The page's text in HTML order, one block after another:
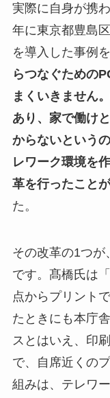
実際に自身が携
年に東京都豊島
を導入した事例
らつなぐための
まくいきません
あり、家で働け
からないという
レワーク環境を
革を行ったこと
た。
その改革の1つが
です。髙橋氏は
点からプリント
たときにも本庁
スとはいえ、印
で、自席近くの
組みは、テレワ